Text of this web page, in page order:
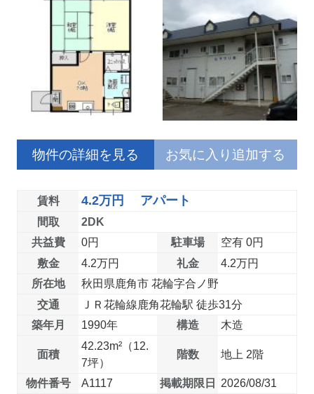
物件の詳細を見る お気に入り追加する
賃料 4.2万円 アパート
間取
2DK
共益費
0円 駐車場
空有 0円
敷金
4.2万円 礼金
4.2万円
所在地
秋田県鹿角市 花輪字合ノ野
交通
ＪＲ花輪線鹿角花輪駅 徒歩31分
築年月
1990年 構造 木造
面積
42.23m²（12.
7坪）
階数 地上 2階
物件番号 A1117 掲載期限日 2026/08/31